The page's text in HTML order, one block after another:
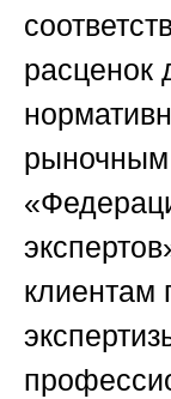
расценок
клиентам